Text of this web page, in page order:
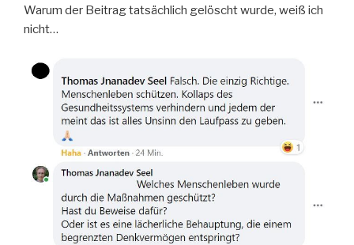
Warum der Beitrag tatsächlich gelöscht wurde, weiß ich
nicht…